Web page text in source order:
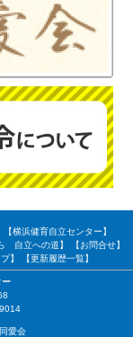
【横浜健育自立センター】
自立への道】
【お問合せ】
】 【更新履歴一覧】
ー
愛会